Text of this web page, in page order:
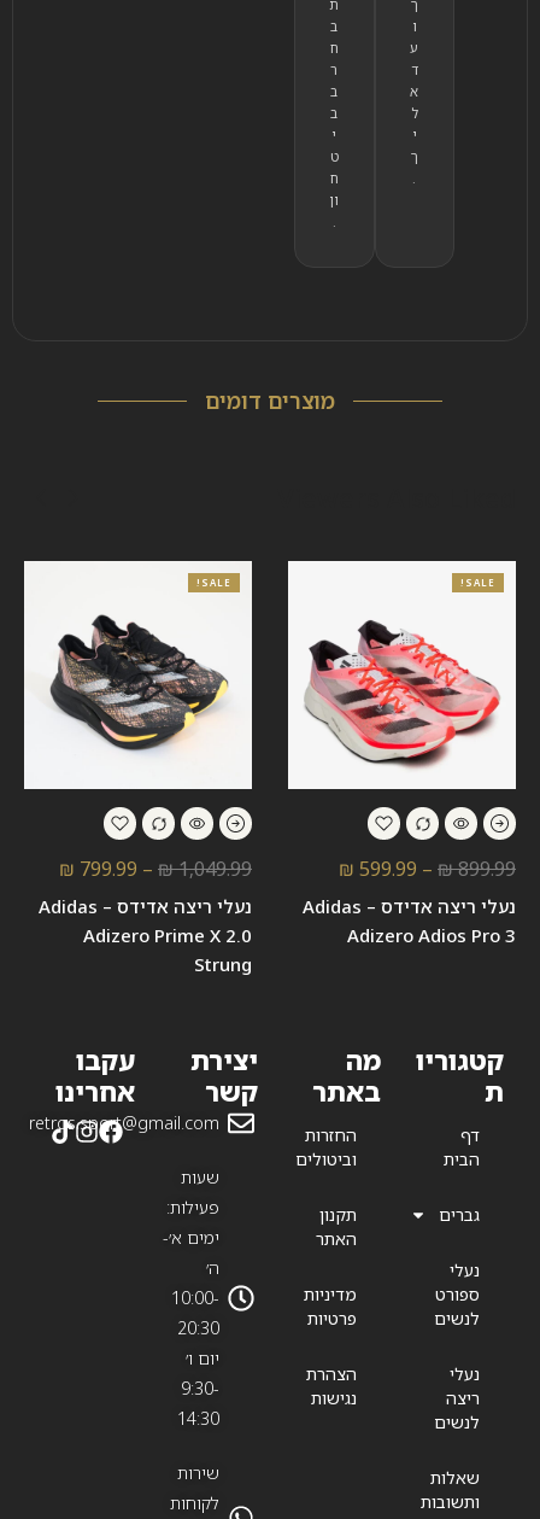
ך
ו
ע
ד
א
ל
י
ך
.
ת
ב
ח
ר
ב
ב
י
ט
ח
ון
.
מוצרים דומים
SALE!
₪899.99
–
₪ 599.99
נעלי ריצה אדידס – Adidas
Adizero Adios Pro 3
SALE!
₪1,049.99
–
₪ 799.99
נעלי ריצה אדידס – Adidas
Adizero Prime X 2.0
Strung
קטגוריו
ת
דף
הבית
גברים
נעלי
ספורט
לנשים
נעלי
ריצה
לנשים
שאלות
ותשובות
מה
באתר
החזרות
וביטולים
תקנון
האתר
מדיניות
פרטיות
הצהרת
נגישות
יצירת
קשר
retros.sport@gmail.com
שעות
פעילות:
ימים א׳-
ה׳
10:00-
20:30
יום ו׳
9:30-
14:30
שירות
לקוחות
עקבו
אחרינו